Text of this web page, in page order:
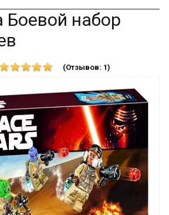
Боевой набор
(Отзывов: 1)